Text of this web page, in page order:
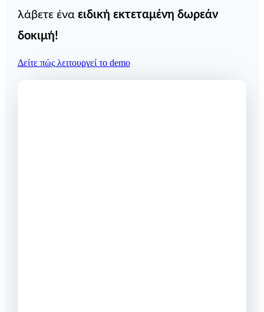
λάβετε ένα ειδική εκτεταμένη δωρεάν
δοκιμή!
Δείτε πώς λειτουργεί το demo